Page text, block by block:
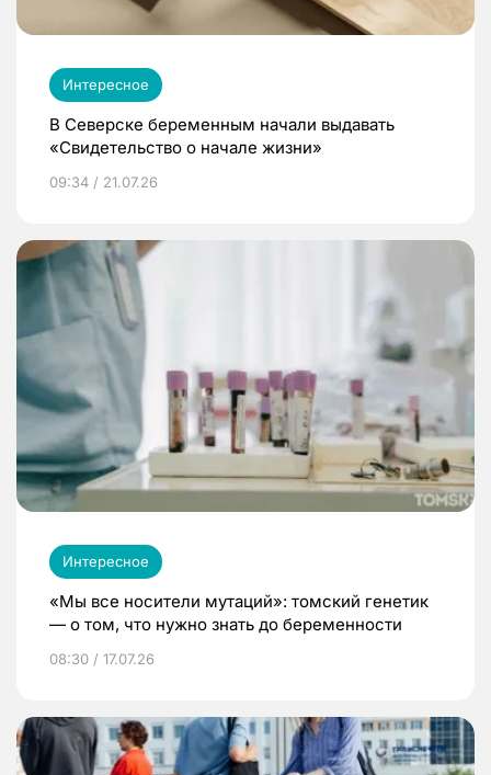
Интересное
В Северске беременным начали выдавать
«Свидетельство о начале жизни»
09:34 / 21.07.26
Интересное
«Мы все носители мутаций»: томский генетик
— о том, что нужно знать до беременности
08:30 / 17.07.26